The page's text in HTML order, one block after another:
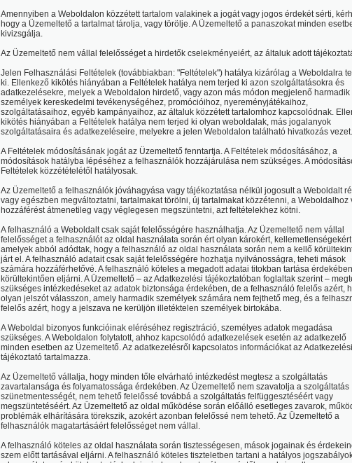
Amennyiben a Weboldalon közzétett tartalom valakinek a jogát vagy jogos érdekét sérti,
hogy a Üzemeltető a tartalmat tárolja, vagy törölje. A Üzemeltető a panaszokat minden
kivizsgálja.
Az Üzemeltető nem vállal felelősséget a hirdetők cselekményeiért, az általuk adott
Jelen Felhasználási Feltételek (továbbiakban: "Feltételek") hatálya kizárólag a Weboldalra
ki. Ellenkező kikötés hiányában a Feltételek hatálya nem terjed ki azon szolgáltatásokra és
adatkezelésekre, melyek a Weboldalon hirdető, vagy azon más módon megjelenő harmadik
személyek kereskedelmi tevékenységéhez, promócióihoz, nyereményjátékaihoz,
szolgáltatásaihoz, egyéb kampányaihoz, az általuk közzétett tartalomhoz kapcsolódnak.
kikötés hiányában a Feltételek hatálya nem terjed ki olyan weboldalak, más jogalanyok
szolgáltatásaira és adatkezeléseire, melyekre a jelen Weboldalon található hivatkozás vezet.
A Feltételek módosításának jogát az Üzemeltető fenntartja. A Feltételek módosításához, a
módosítások hatályba lépéséhez a felhasználók hozzájárulása nem szükséges. A
Feltételek közzétételétől hatályosak.
Az Üzemeltető a felhasználók jóváhagyása vagy tájékoztatása nélkül jogosult a Weboldalt
vagy egészben megváltoztatni, tartalmakat törölni, új tartalmakat közzétenni, a Weboldalhoz
hozzáférést átmenetileg vagy véglegesen megszüntetni, azt feltételekhez kötni.
A felhasználó a Weboldalt csak saját felelősségére használhatja. Az Üzemeltető nem vállal
felelősséget a felhasználót az oldal használata során ért olyan károkért,
amelyek abból adódtak, hogy a felhasználó az oldal használata során nem a kellő
járt el. A felhasználó adatait csak saját felelősségére hozhatja nyilvánosságra, teheti mások
számára hozzáférhetővé. A felhasználó köteles a megadott adatai titokban tartása érdekében
körültekintően eljárni. A Üzemeltető – az Adatkezelési tájékoztatóban foglaltak szerint –
szükséges intézkedéseket az adatok biztonsága érdekében, de a felhasználó felelős azért,
olyan jelszót válasszon, amely harmadik személyek számára nem fejthető meg, és a
felelős azért, hogy a jelszava ne kerüljön illetéktelen személyek birtokába.
A Weboldal bizonyos funkcióinak eléréséhez regisztráció, személyes adatok megadása
szükséges. A Weboldalon folytatott, ahhoz kapcsolódó adatkezelések esetén az adatkezelő
minden esetben az Üzemeltető. Az adatkezelésről kapcsolatos információkat az Adatkezelési
tájékoztató tartalmazza.
Az Üzemeltető vállalja, hogy minden tőle elvárható intézkedést megtesz a szolgáltatás
zavartalansága és folyamatossága érdekében. Az Üzemeltető nem szavatolja a szolgáltatás
szünetmentességét, nem tehető felelőssé továbbá a szolgáltatás felfüggesztéséért vagy
megszüntetéséért. Az Üzemeltető az oldal működése során előálló esetleges zavarok,
problémák elhárítására törekszik, azokért azonban felelőssé nem tehető. Az Üzemeltető a
felhasználók magatartásáért felelősséget nem vállal.
A felhasználó köteles az oldal használata során tisztességesen, mások jogainak és
szem előtt tartásával eljárni. A felhasználó köteles tiszteletben tartani a hatályos